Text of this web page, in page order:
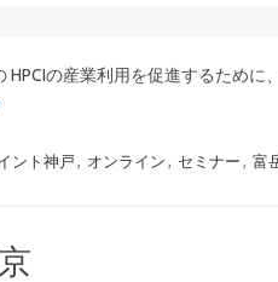
の産業利用を促進するために
ント神戸 , オンライン , セミナー , 富